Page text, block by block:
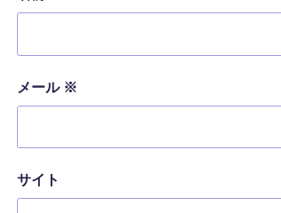
メール ※
サイト